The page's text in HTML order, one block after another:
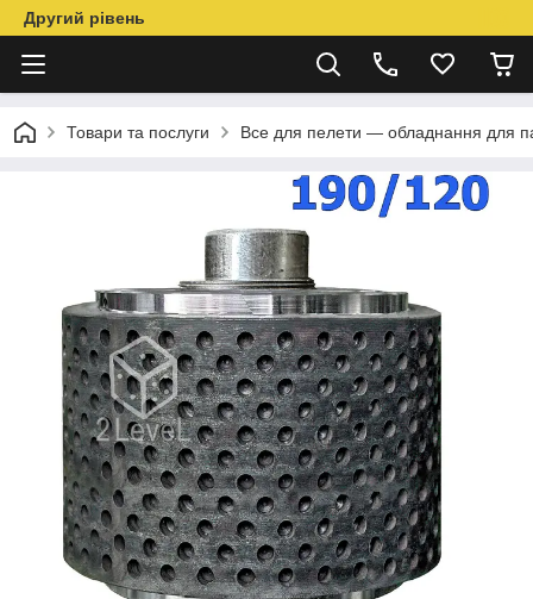
Другий рівень
Товари та послуги Все для пелети — обладнання для